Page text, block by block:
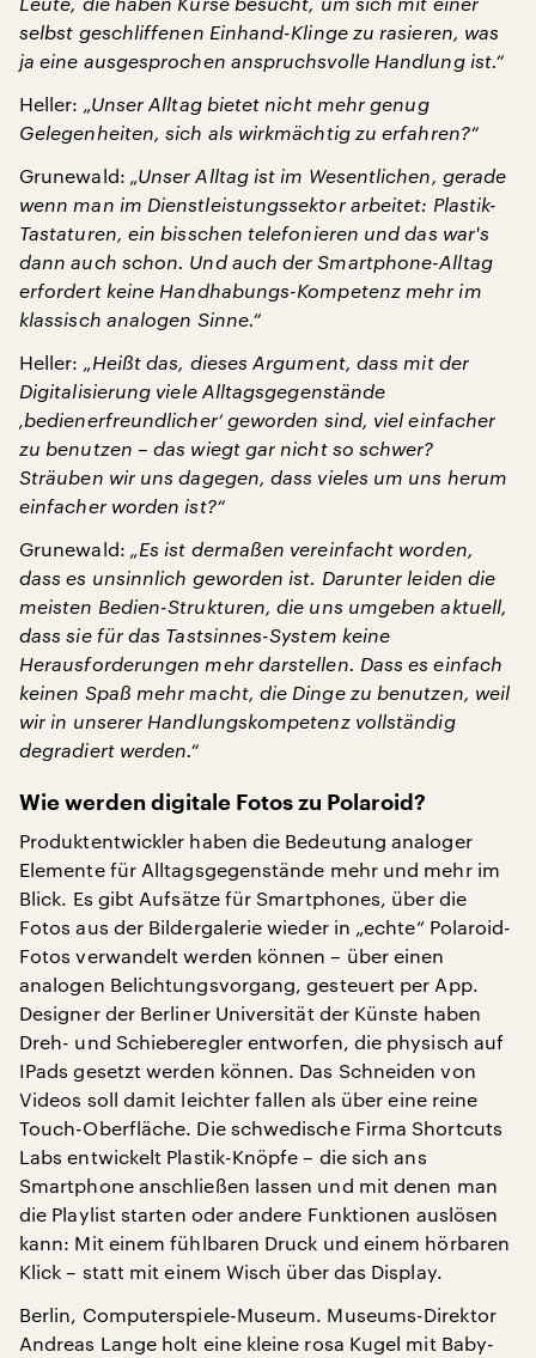
selbst geschliffenen Einhand-Klinge zu rasieren, was
ja eine ausgesprochen anspruchsvolle Handlung ist.“
Heller: „Unser Alltag bietet nicht mehr genug
Gelegenheiten, sich als wirkmächtig zu erfahren?“
Grunewald:
„Unser Alltag ist im Wesentlichen, gerade
wenn man im Dienstleistungssektor arbeitet: Plastik-
Tastaturen, ein bisschen telefonieren und das war's
dann auch schon. Und auch der Smartphone-Alltag
erfordert keine Handhabungs-Kompetenz mehr im
klassisch analogen Sinne.“
Heller:
„Heißt das, dieses Argument, dass mit der
Digitalisierung viele Alltagsgegenstände
‚bedienerfreundlicher‘ geworden sind, viel einfacher
zu benutzen – das wiegt gar nicht so schwer?
Sträuben wir uns dagegen, dass vieles um uns herum
einfacher worden ist?“
Grunewald:
„Es ist dermaßen vereinfacht worden,
dass es unsinnlich geworden ist. Darunter leiden die
meisten Bedien-Strukturen, die uns umgeben aktuell,
dass sie für das Tastsinnes-System keine
Herausforderungen mehr darstellen. Dass es einfach
keinen Spaß mehr macht, die Dinge zu benutzen, weil
wir in unserer Handlungskompetenz vollständig
degradiert werden.“
Wie werden digitale Fotos zu Polaroid?
Produktentwickler haben die Bedeutung analoger
Elemente für Alltagsgegenstände mehr und mehr im
Blick. Es gibt Aufsätze für Smartphones, über die
Fotos aus der Bildergalerie wieder in „echte“ Polaroid-
Fotos verwandelt werden können – über einen
analogen Belichtungsvorgang, gesteuert per App.
Designer der Berliner Universität der Künste haben
Dreh- und Schieberegler entworfen, die physisch auf
IPads gesetzt werden können. Das Schneiden von
Videos soll damit leichter fallen als über eine reine
Touch-Oberfläche. Die schwedische Firma Shortcuts
Labs entwickelt Plastik-Knöpfe – die sich ans
Smartphone anschließen lassen und mit denen man
die Playlist starten oder andere Funktionen auslösen
kann: Mit einem fühlbaren Druck und einem hörbaren
Klick – statt mit einem Wisch über das Display.
Berlin, Computerspiele-Museum. Museums-Direktor
Andreas Lange holt eine kleine rosa Kugel mit Baby-